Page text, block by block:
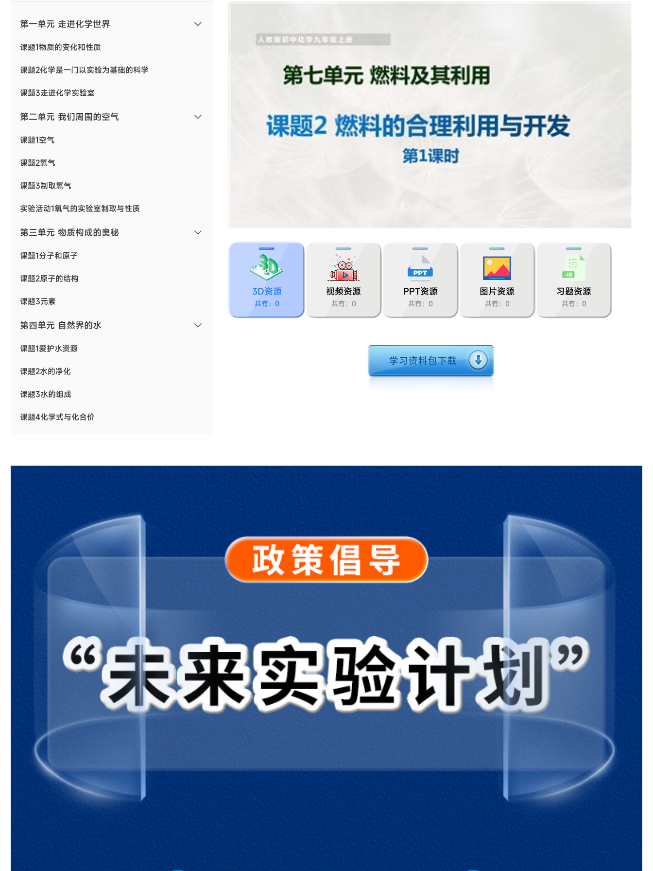
第一单元 走进化学世界
课题1物质的变化和性质
课题2化学是一门以实验为基础的科学
课题3走进化学实验室
第二单元 我们周围的空气
课题1空气
课题2氧气
课题3制取氧气
实验活动1氧气的实验室制取与性质
第三单元 物质构成的奥秘
课题1分子和原子
课题2原子的结构
课题3元素
第四单元 自然界的水
课题1爱护水资源
课题2水的净化
课题3水的组成
课题4化学式与化合价
课题1质量守恒定律
课题2如何正确书写化学方程式
课题3利用化学方程式的简单计算
第六单元 碳和碳的氧化物
课题1金刚石、石墨和C60
课题2二氧化碳制取的研究
课题3二氧化碳和一氧化碳
实验活动2二氧化碳的实验室制取与性质
第七单元 燃料及其利用
课题1燃烧和灭火
课题2燃料的合理利用与开发
实验活动3燃烧的条件
第一单元 步入化学殿堂
第一节化学真奇妙
第二节体验化学探究
到实验室去：化学实验基本技能训练（一）
第二单元 探秘水世界
第一节运动的水分子
3D资源
共有：0
视频资源
共有：0
PPT资源
共有：0
图片资源
共有：0
习题资源
共有：0